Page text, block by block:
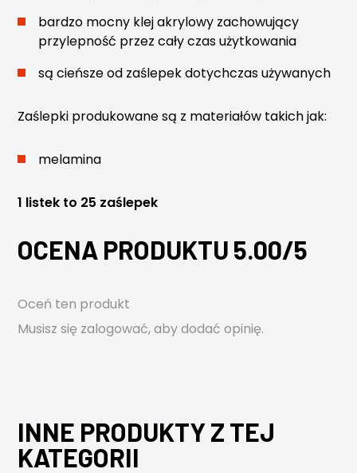
bardzo mocny klej akrylowy zachowujący
przylepność przez cały czas użytkowania
są cieńsze od zaślepek dotychczas używanych
Zaślepki produkowane są z materiałów takich jak:
melamina
1 listek to 25 zaślepek
OCENA PRODUKTU 5.00/5
Oceń ten produkt
Musisz się zalogować, aby dodać opinię.
INNE PRODUKTY Z TEJ
KATEGORII